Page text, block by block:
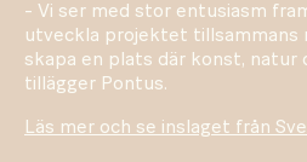
- Vi ser med stor entusiasm
utveckla projektet tillsammans
skapa en plats där konst, natur
tillägger Pontus.
Läs mer och se inslaget från